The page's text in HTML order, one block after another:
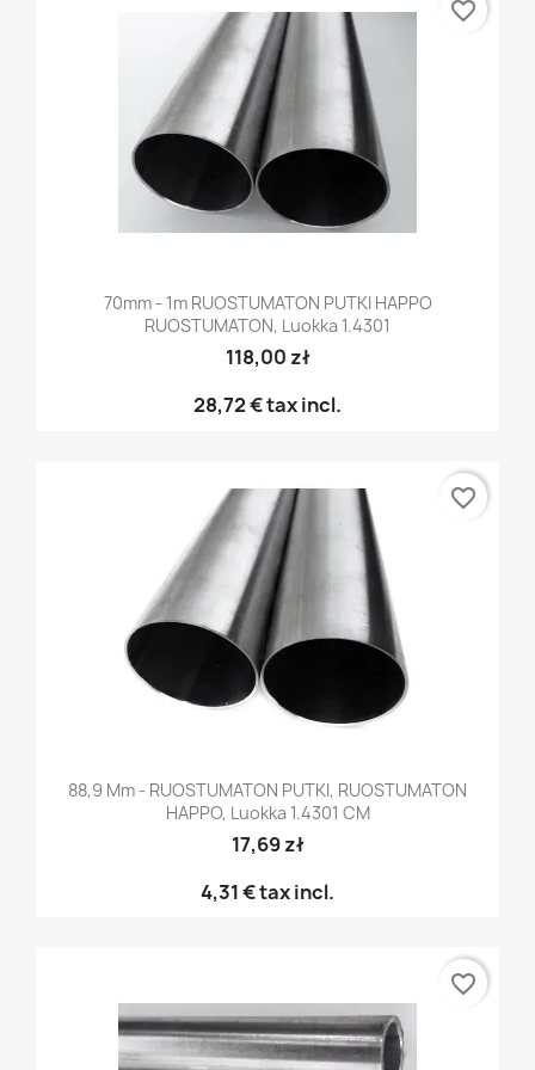
70mm - 1m RUOSTUMATON PUTKI HAPPO
RUOSTUMATON, Luokka 1.4301
118,00 zł
28,72 €tax incl.
favorite_border
88,9 Mm - RUOSTUMATON PUTKI, RUOSTUMATON
HAPPO, Luokka 1.4301 CM
17,69 zł
4,31 €tax incl.
favorite_border
favorite_border